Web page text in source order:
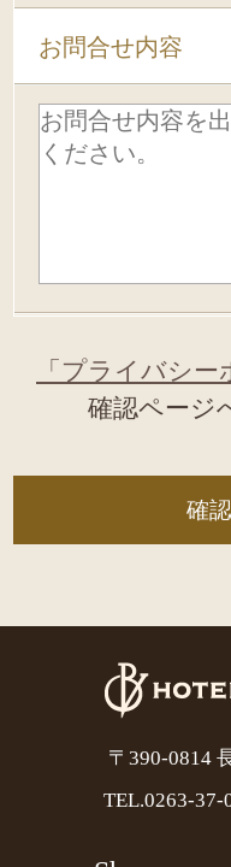
お問合せ内容
「プライバシー
確認ページ
確
〒390-0814
TEL.0263-37-